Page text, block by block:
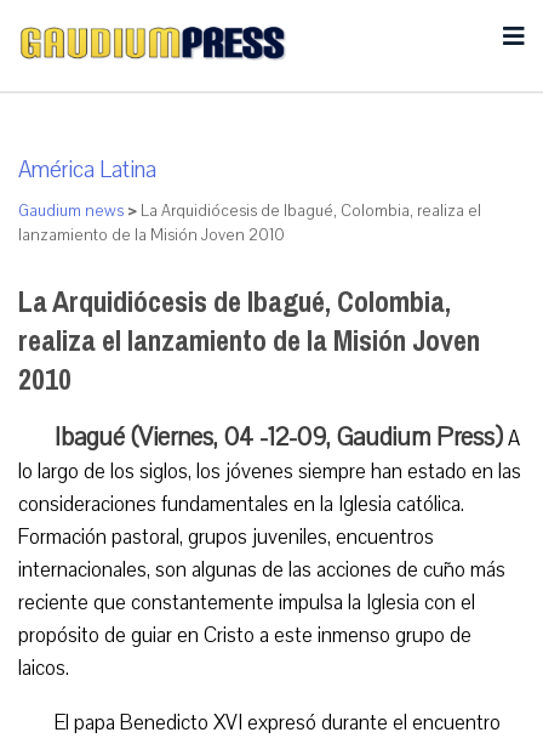
América Latina
Gaudium news > La Arquidiócesis de Ibagué, Colombia, realiza el
lanzamiento de la Misión Joven 2010
La Arquidiócesis de Ibagué, Colombia,
realiza el lanzamiento de la Misión Joven
2010
Ibagué (Viernes, 04 -12-09, Gaudium Press)A
lo largo de los siglos, los jóvenes siempre han estado en las
consideraciones fundamentales en la Iglesia católica.
Formación pastoral, grupos juveniles, encuentros
internacionales, son algunas de las acciones de cuño más
reciente que constantemente impulsa la Iglesia con el
propósito de guiar en Cristo a este inmenso grupo de
laicos.
El papa Benedicto XVI expresó durante el encuentro